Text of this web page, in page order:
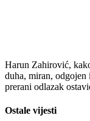
Harun Zahirović,
duha, miran,
prerani odlazak
Ostale vijesti